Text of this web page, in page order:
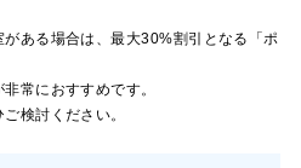
ある場合は、最大30%割引となる「ポ
常におすすめです。
検討ください。